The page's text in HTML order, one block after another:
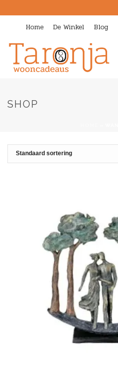
Home De Winkel Blog
SHOP